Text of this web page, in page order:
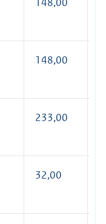
148,00
233,00
32,00